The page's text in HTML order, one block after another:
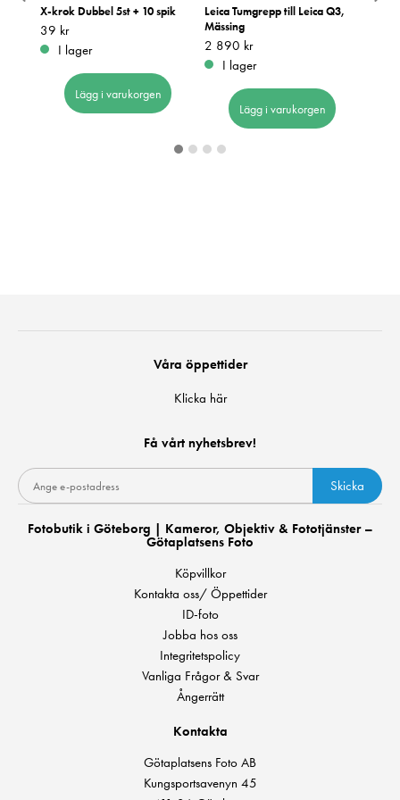
X-krok Dubbel 5st + 10 spik
Pris :39 kr
39 kr
I lager
Lägg i varukorgen
Leica Tumgrepp till Leica Q3,
Mässing
Pris:2 890 kr
2 890 kr
I lager
Lägg i varukorgen
Våra öppettider
Klicka här
Få vårt nyhetsbrev!
Skicka
Fotobutik i Göteborg | Kameror, Objektiv & Fototjänster –
Götaplatsens Foto
Köpvillkor
Kontakta oss/ Öppettider
ID-foto
Jobba hos oss
Integritetspolicy
Vanliga Frågor & Svar
Ångerrätt
Kontakta
Götaplatsens Foto AB
Kungsportsavenyn 45